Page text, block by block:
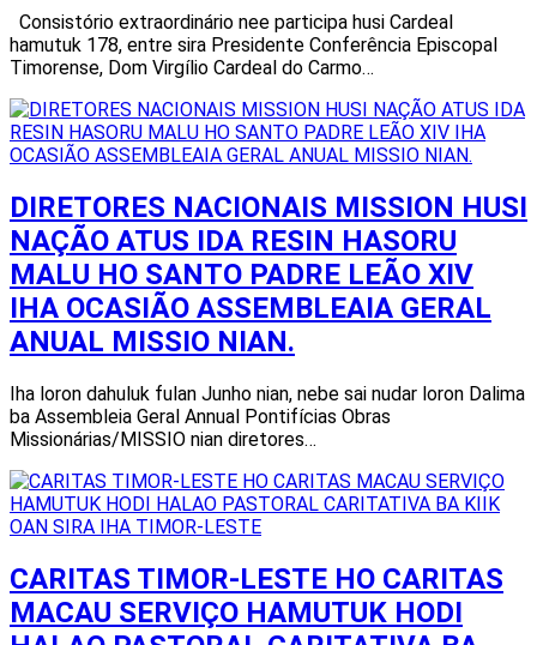
Consistório extraordinário nee participa husi Cardeal
hamutuk 178, entre sira Presidente Conferência Episcopal
Timorense, Dom Virgílio Cardeal do Carmo…
DIRETORES NACIONAIS MISSION HUSI
NAÇÃO ATUS IDA RESIN HASORU
MALU HO SANTO PADRE LEÃO XIV
IHA OCASIÃO ASSEMBLEAIA GERAL
ANUAL MISSIO NIAN.
Iha loron dahuluk fulan Junho nian, nebe sai nudar loron Dalima
ba Assembleia Geral Annual Pontifícias Obras
Missionárias/MISSIO nian diretores…
CARITAS TIMOR-LESTE HO CARITAS
MACAU SERVIÇO HAMUTUK HODI